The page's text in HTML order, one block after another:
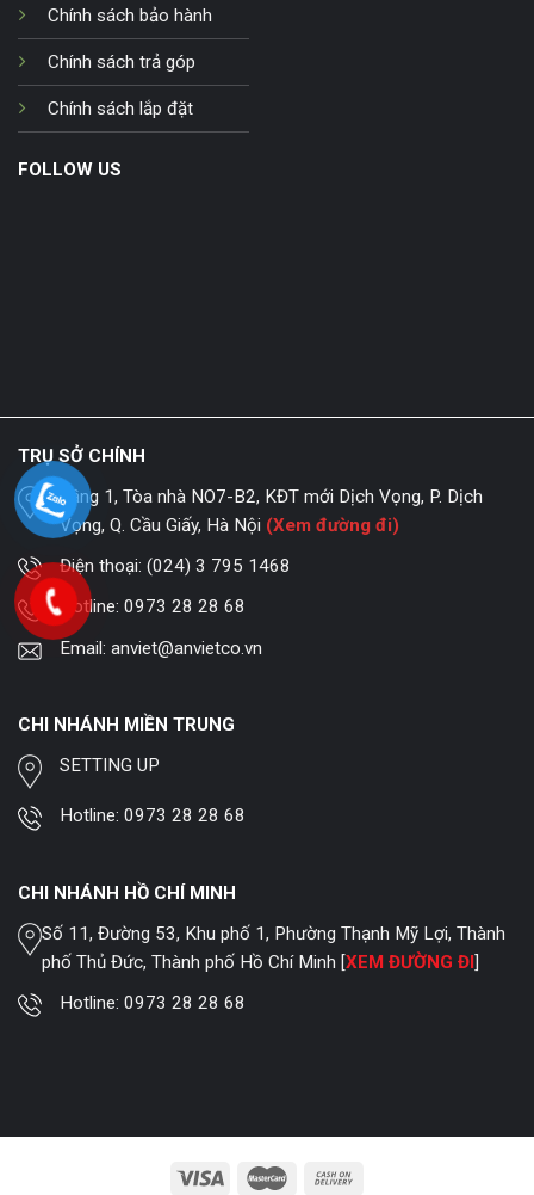
Chính sách bảo hành
Chính sách trả góp
Chính sách lắp đặt
FOLLOW US
TRỤ SỞ CHÍNH
Tầng 1, Tòa nhà NO7-B2, KĐT mới Dịch Vọng, P. Dịch
Vọng, Q. Cầu Giấy, Hà Nội (Xem đường đi)
Điện thoại:(024) 3 795 1468
Hotline:0973 28 28 68
Email:anviet@anvietco.vn
CHI NHÁNH MIỀN TRUNG
SETTING UP
Hotline:0973 28 28 68
CHI NHÁNH HỒ CHÍ MINH
Số 11, Đường 53, Khu phố 1, Phường Thạnh Mỹ Lợi, Thành
phố Thủ Đức, Thành phố Hồ Chí Minh [XEM ĐƯỜNG ĐI]
Hotline:0973 28 28 68